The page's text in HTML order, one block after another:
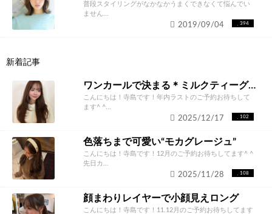
普段スタイリングがなかなかうまくできなくて悩んでい
ません...
394
2019/09/04
新着記事
ワンカールで決まる＊ミルクティーグレージュ
こんにちは！寺島です！年内ラストのご予約お待ちして
ます^ ^...
102
2025/12/17
色落ちまで可愛い“モカグレージュ”
こんにちは！寺島です！12月のご予約お待ちしてます^ ^
先日カ...
108
2025/11/28
顔まわりレイヤーで小顔見えロング
こんにちは！寺島です！11.12月のご予約お待ちしてます